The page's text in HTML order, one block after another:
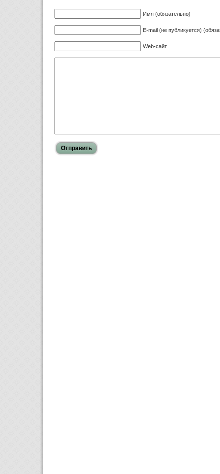
Имя (обязательно)
E-mail (не публикуется)
Web-сайт